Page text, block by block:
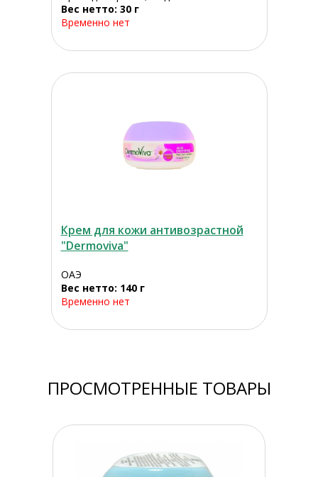
Вес нетто: 30 г
Временно нет
Крем для кожи антивозрастной
"Dermoviva"
ОАЭ
Вес нетто: 140 г
Временно нет
ПРОСМОТРЕННЫЕ ТОВАРЫ